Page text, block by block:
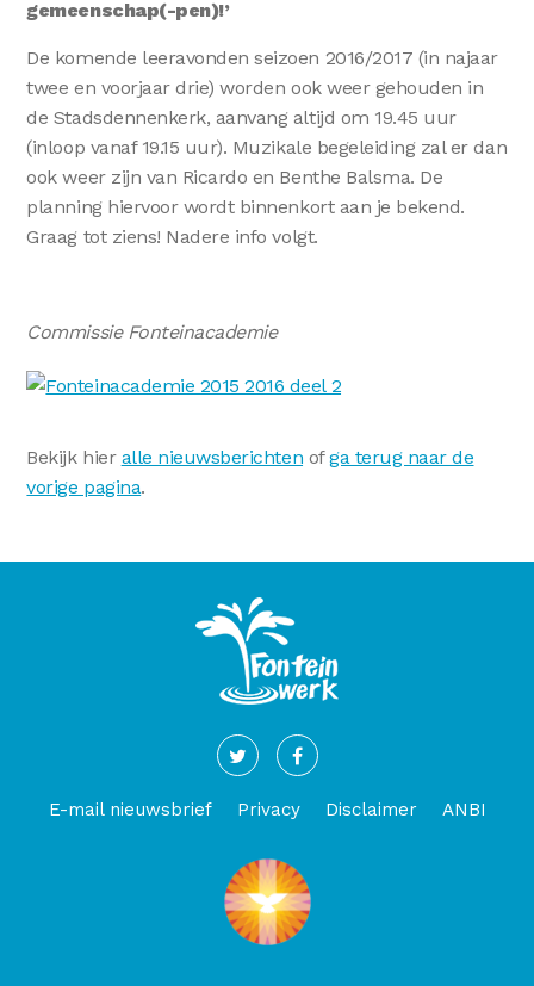
gemeenschap(-pen)!’
De komende leeravonden seizoen 2016/2017 (in najaar
twee en voorjaar drie) worden ook weer gehouden in
de Stadsdennenkerk, aanvang altijd om 19.45 uur
(inloop vanaf 19.15 uur). Muzikale begeleiding zal er dan
ook weer zijn van Ricardo en Benthe Balsma. De
planning hiervoor wordt binnenkort aan je bekend.
Graag tot ziens! Nadere info volgt.
Commissie Fonteinacademie
Bekijk hier alle nieuwsberichten ofga terug naar de
vorige pagina.
E-mail nieuwsbrief Privacy Disclaimer ANBI